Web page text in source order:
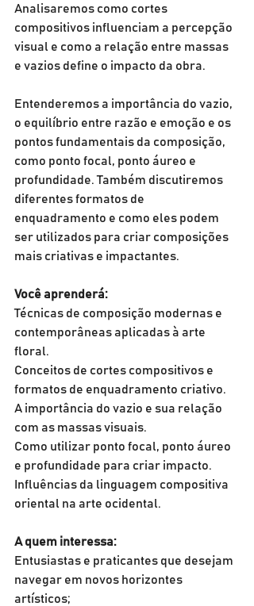
Analisaremos como cortes
compositivos influenciam a percepção
visual e como a relação entre massas
e vazios define o impacto da obra.
Entenderemos a importância do vazio,
o equilíbrio entre razão e emoção e os
pontos fundamentais da composição,
como ponto focal, ponto áureo e
profundidade. Também discutiremos
diferentes formatos de
enquadramento e como eles podem
ser utilizados para criar composições
mais criativas e impactantes.
Você aprenderá:
Técnicas de composição modernas e
contemporâneas aplicadas à arte
floral.
Conceitos de cortes compositivos e
formatos de enquadramento criativo.
A importância do vazio e sua relação
com as massas visuais.
Como utilizar ponto focal, ponto áureo
e profundidade para criar impacto.
Influências da linguagem compositiva
oriental na arte ocidental.
A quem interessa:
Entusiastas e praticantes que desejam
navegar em novos horizontes
artísticos;